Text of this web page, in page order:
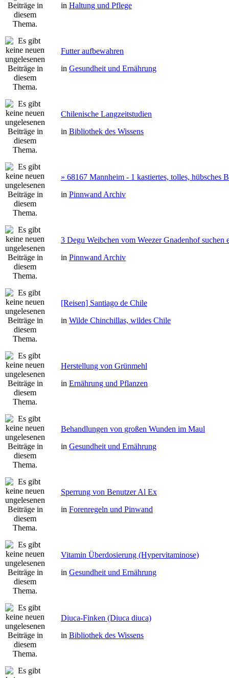
in Haltung und Pflege
Futter aufbewahren
in Gesundheit und Ernährung
Chilenische Langzeitstudien
in Bibliothek des Wissens
» 68167 Mannheim - 1 kastiertes, tolles, hübsches
in Pinnwand Archiv
3 Degu Weibchen vom Weezer Gnadenhof suchen
in Pinnwand Archiv
[Reisen] Santiago de Chile
in Wilde Chinchillas, wildes Chile
Herstellung von Grünmehl
in Ernährung und Pflanzen
Behandlungen von großen Wunden im Maul
in Gesundheit und Ernährung
Sperrung von Benutzer Al Ex
in Forenregeln und Pinwand
Vitamin Überdosierung (Hypervitaminose)
in Gesundheit und Ernährung
Diuca-Finken (Diuca diuca)
in Bibliothek des Wissens